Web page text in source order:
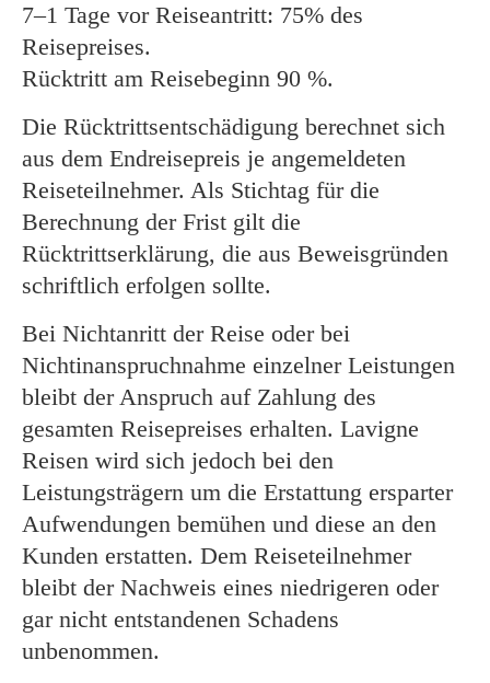
7–1 Tage vor Reiseantritt: 75% des
Reisepreises.
Rücktritt am Reisebeginn 90 %.
Die Rücktrittsentschädigung berechnet sich
aus dem Endreisepreis je angemeldeten
Reiseteilnehmer. Als Stichtag für die
Berechnung der Frist gilt die
Rücktrittserklärung, die aus Beweisgründen
schriftlich erfolgen sollte.
Bei Nichtanritt der Reise oder bei
Nichtinanspruchnahme einzelner Leistungen
bleibt der Anspruch auf Zahlung des
gesamten Reisepreises erhalten. Lavigne
Reisen wird sich jedoch bei den
Leistungsträgern um die Erstattung ersparter
Aufwendungen bemühen und diese an den
Kunden erstatten. Dem Reiseteilnehmer
bleibt der Nachweis eines niedrigeren oder
gar nicht entstandenen Schadens
unbenommen.